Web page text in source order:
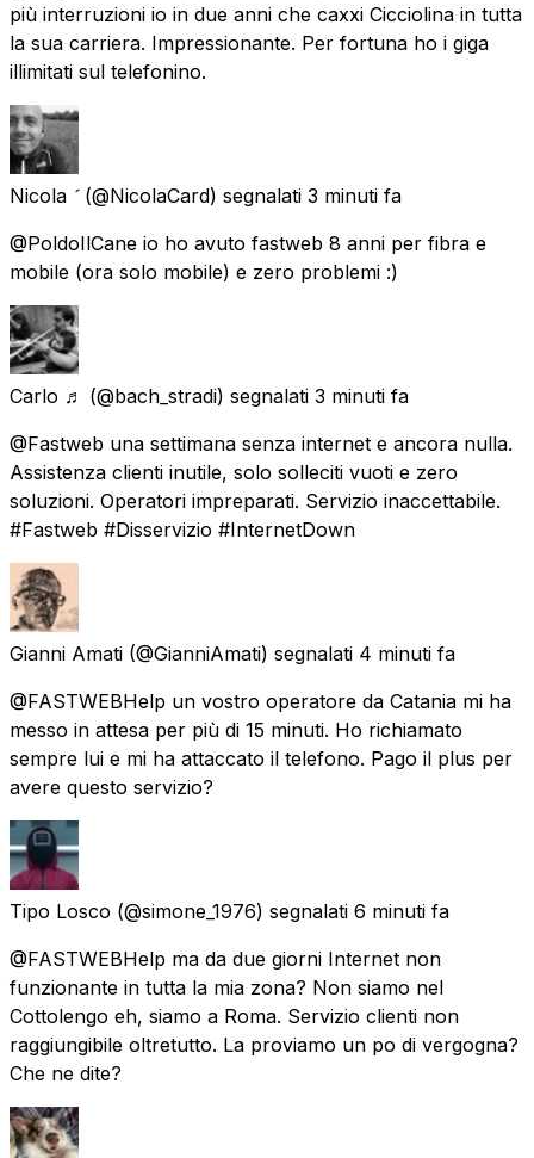
più interruzioni io in due anni che caxxi Cicciolina in tutta
la sua carriera. Impressionante. Per fortuna ho i giga
illimitati sul telefonino.
Nicola  (@NicolaCard) segnalati 3 minuti fa
@PoldoIlCane io ho avuto fastweb 8 anni per fibra e
mobile (ora solo mobile) e zero problemi :)
Carlo ♬ (@bach_stradi) segnalati 3 minuti fa
@Fastweb una settimana senza internet e ancora nulla.
Assistenza clienti inutile, solo solleciti vuoti e zero
soluzioni. Operatori impreparati. Servizio inaccettabile.
#Fastweb #Disservizio #InternetDown
Gianni Amati (@GianniAmati) segnalati 4 minuti fa
@FASTWEBHelp un vostro operatore da Catania mi ha
messo in attesa per più di 15 minuti. Ho richiamato
sempre lui e mi ha attaccato il telefono. Pago il plus per
avere questo servizio?
Tipo Losco (@simone_1976) segnalati 6 minuti fa
@FASTWEBHelp ma da due giorni Internet non
funzionante in tutta la mia zona? Non siamo nel
Cottolengo eh, siamo a Roma. Servizio clienti non
raggiungibile oltretutto. La proviamo un po di vergogna?
Che ne dite?